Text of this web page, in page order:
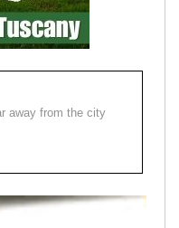
away from the city